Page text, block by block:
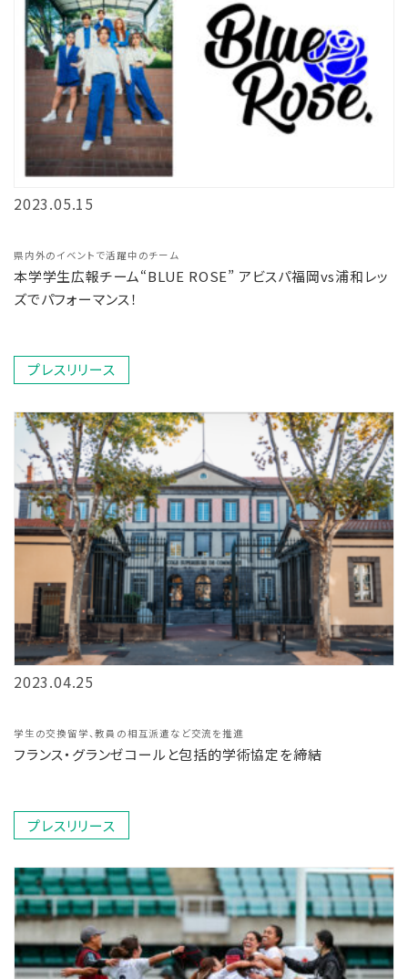
2023.05.15
県内外のイベントで活躍中のチーム
本学学生広報チーム“BLUE ROSE” アビスパ福岡vs浦和レッ
ズでパフォーマンス！
プレスリリース
2023.04.25
学生の交換留学、教員の相互派遣など交流を推進
フランス・グランゼコールと包括的学術協定を締結
プレスリリース